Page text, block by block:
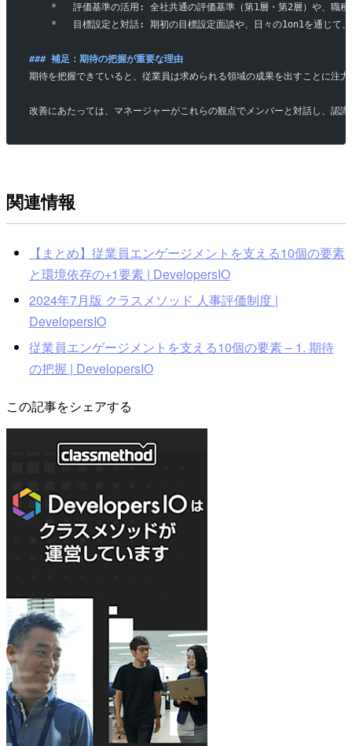
    *
評価基準の活用: 全社共通の評価基準（第1層・第2層）や、職
    *
目標設定と対話: 期初の目標設定面談や、日々の1on1を通じて
### 補足：期待の把握が重要な理由
期待を把握できていると、従業員は求められる領域の成果を出すことに注
改善にあたっては、マネージャーがこれらの観点でメンバーと対話し、認
関連情報
【まとめ】従業員エンゲージメントを支える10個の要素
と環境依存の+1要素 | DevelopersIO
2024年7月版 クラスメソッド 人事評価制度 |
DevelopersIO
従業員エンゲージメントを支える10個の要素 – 1. 期待
の把握 | DevelopersIO
この記事をシェアする